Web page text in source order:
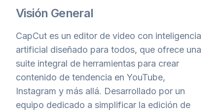
Visión General
CapCut es un editor de video con inteligencia
artificial diseñado para todos, que ofrece una
suite integral de herramientas para crear
contenido de tendencia en YouTube,
Instagram y más allá. Desarrollado por un
equipo dedicado a simplificar la edición de